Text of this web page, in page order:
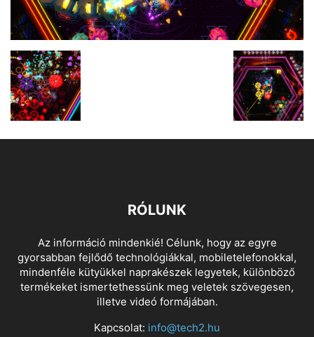
RÓLUNK
Az információ mindenkié! Célunk, hogy az egyre
gyorsabban fejlődő technológiákkal, mobiletelefonokkal,
mindenféle kütyükkel naprakészek legyetek, különböző
termékeket ismertethessünk meg veletek szövegesen,
illetve videó formájában.
Kapcsolat: info@tech2.hu